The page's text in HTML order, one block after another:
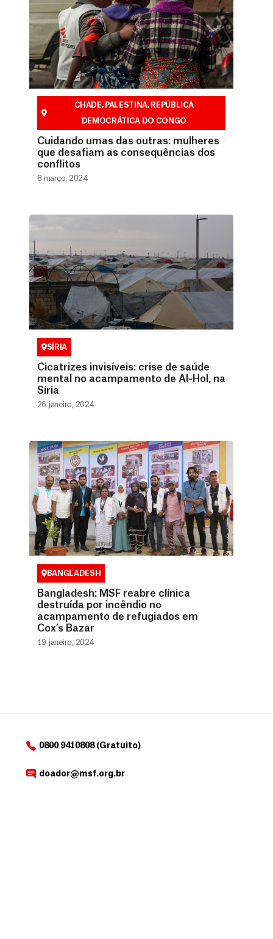
CHADE, PALESTINA, REPÚBLICA
DEMOCRÁTICA DO CONGO
Cuidando umas das outras: mulheres
que desafiam as consequências dos
conflitos
8 março, 2024
SÍRIA
Cicatrizes invisíveis: crise de saúde
mental no acampamento de Al-Hol, na
Síria
26 janeiro, 2024
BANGLADESH
Bangladesh: MSF reabre clínica
destruída por incêndio no
acampamento de refugiados em
Cox’s Bazar
19 janeiro, 2024
0800 9410808 (Gratuito)
doador@msf.org.br